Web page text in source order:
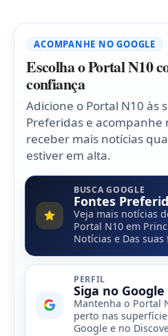
ACOMPANHE NO GOOGLE
Escolha o Portal N10
confiança
Adicione o Portal N10 às
Preferidas e acompanhe
receber mais notícias
estiver em alta.
BUSCA GOOGLE
Fontes
Veja mais notícias
Portal N10 em
Notícias e Das suas
PERFIL
Siga no Google
Mantenha o Portal
perto nas
Google e no